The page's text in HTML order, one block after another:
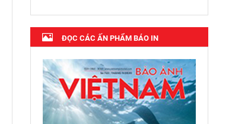
ĐỌC CÁC ẤN PHẨM BÁO IN